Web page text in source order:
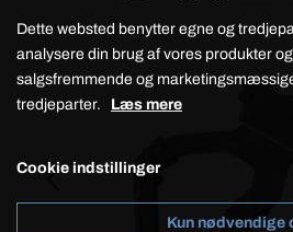
Dette websted benytter egne og
analysere din brug af vores produkter
salgsfremmende og
tredjeparter. Læs mere
Cookie indstillinger
Kun nødvendige